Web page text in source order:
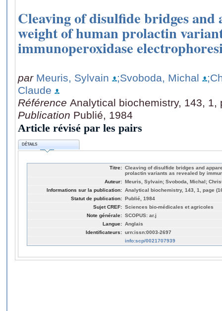
Cleaving of disulfide bridges
weight of human prolactin
immunoperoxidase
par Meuris, Sylvain ;Svoboda, Michal
Claude
Référence Analytical biochemistry, 143, 1,
Publication Publié, 1984
Article révisé par les pairs
DÉTAILS
Titre: Cleaving of disulfide bridges and
prolactin variants as revealed by
Auteur: Meuris, Sylvain; Svoboda, Michal;
Informations sur la publication: Analytical biochemistry, 143, 1, page
Statut de publication: Publié, 1984
Sujet CREF: Sciences bio-médicales et agricoles
Note générale: SCOPUS: ar.j
Langue: Anglais
Identificateurs: urn:issn:0003-2697
info:scp/0021707939